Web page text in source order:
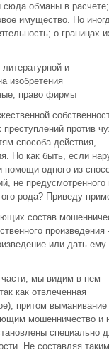
обманы в расчете;
имущество. Но
о границах
и
изобретения
право фирмы
против
способа действия,
Но как быть, если
помощи одного из
не предусмотренного
рода? Приведу
состав
или дать
части, мы видим в нем
как отвлеченная
притом выманивание
мошенничество и
специально
Не составляя таким